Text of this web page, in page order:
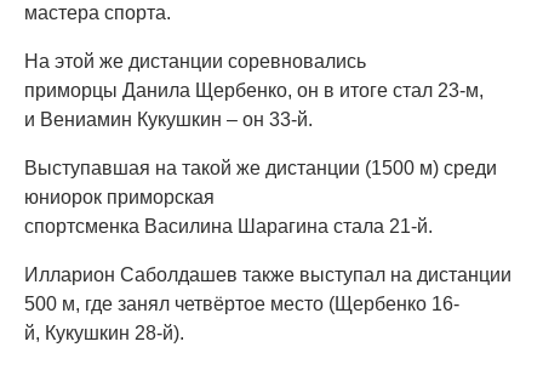
мастера спорта.
На этой же дистанции соревновались
приморцы Данила Щербенко, он в итоге стал 23-м,
и Вениамин Кукушкин – он 33-й.
Выступавшая на такой же дистанции (1500 м) среди
юниорок приморская
спортсменка Василина Шарагина стала 21-й.
Илларион Саболдашев также выступал на дистанции
500 м, где занял четвёртое место (Щербенко 16-
й, Кукушкин 28-й).